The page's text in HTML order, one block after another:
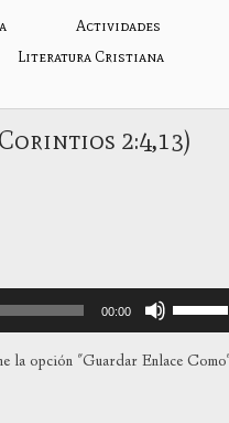
Actividades
Literatura Cristiana
2:4,13)
00:00
las
teclas
la opción "Guardar Enlace